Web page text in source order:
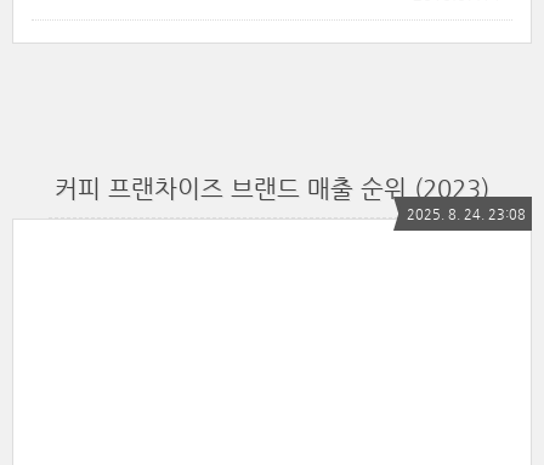
커피 프랜차이즈 브랜드 매출 순위 (2023)
2025. 8. 24. 23:08